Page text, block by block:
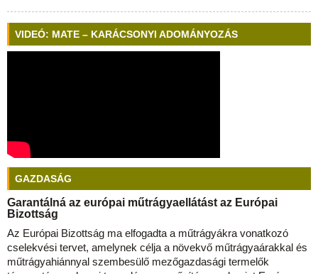
VIDEÓ: MATE – KARÁCSONYI ADOMÁNYOZÁS
GAZDASÁG
Garantálná az európai műtrágyaellátást az Európai
Bizottság
Az Európai Bizottság ma elfogadta a műtrágyákra vonatkozó
cselekvési tervet, amelynek célja a növekvő műtrágyaárakkal és
műtrágyahiánnyal szembesülő mezőgazdasági termelők